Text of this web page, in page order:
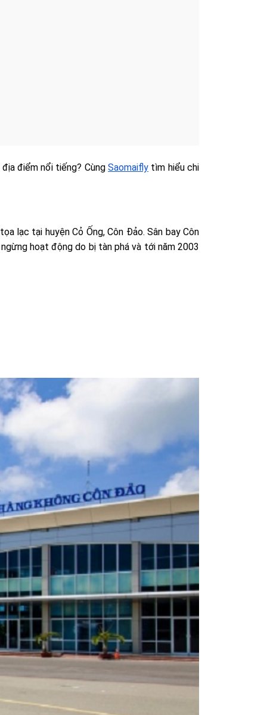
địa điểm nổi tiếng? CùngSaomaifly tìm hiểu chi
lạc tại huyện Cỏ Ống, Côn Đảo. Sân bay Côn
hoạt động do bị tàn phá và tới năm 2003